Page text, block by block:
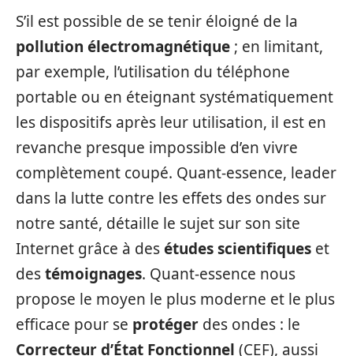
S’il est possible de se tenir éloigné de la
pollution électromagnétique ; en limitant,
par exemple, l’utilisation du téléphone
portable ou en éteignant systématiquement
les dispositifs après leur utilisation, il est en
revanche presque impossible d’en vivre
complètement coupé. Quant-essence, leader
dans la lutte contre les effets des ondes sur
notre santé, détaille le sujet sur son site
Internet grâce à desétudes scientifiques et
destémoignages. Quant-essence nous
propose le moyen le plus moderne et le plus
efficace pour se protéger des ondes : le
Correcteur d’État Fonctionnel (CEF), aussi